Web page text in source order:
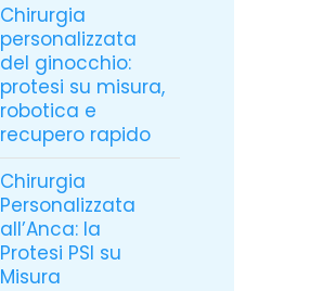
Chirurgia
personalizzata
del ginocchio:
protesi su misura,
robotica e
recupero rapido
Chirurgia
Personalizzata
all’Anca: la
Protesi PSI su
Misura